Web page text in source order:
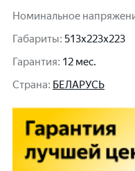
Номинальное
Габариты: 513x223x223
Гарантия: 12 мес.
Cтрана: БЕЛАРУСЬ